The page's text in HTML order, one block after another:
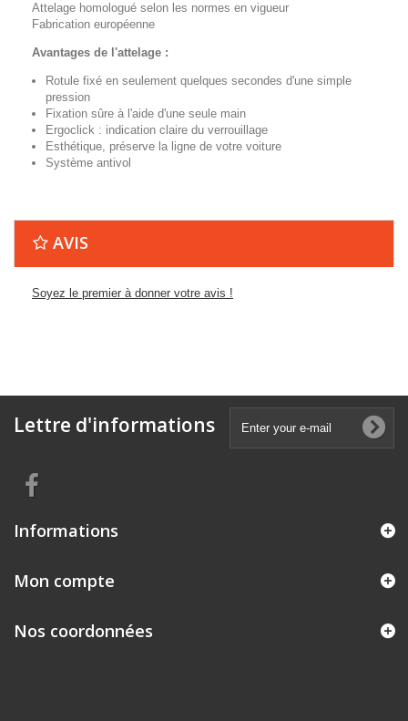
Attelage homologué selon les normes en vigueur
Fabrication européenne
Avantages de l'attelage :
Rotule fixé en seulement quelques secondes d'une simple
pression
Fixation sûre à l'aide d'une seule main
Ergoclick : indication claire du verrouillage
Esthétique, préserve la ligne de votre voiture
Système antivol
AVIS
Soyez le premier à donner votre avis !
Lettre d'informations
Informations
Mon compte
Nos coordonnées